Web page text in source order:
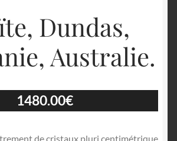
Dundas,
Australie.
1480.00€
de cristaux pluri centimétrique